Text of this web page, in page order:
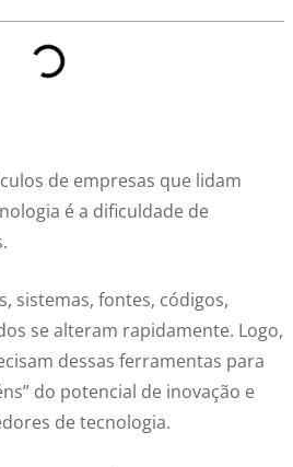
de empresas que lidam
é a dificuldade de
sistemas, fontes, códigos,
se alteram rapidamente. Logo,
dessas ferramentas para
do potencial de inovação e
de tecnologia.